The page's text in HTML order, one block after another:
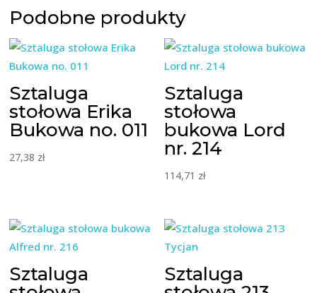
Podobne produkty
Sztaluga
stołowa Erika
Bukowa no. 011
27,38 zł
Sztaluga
stołowa
bukowa Lord
nr. 214
114,71 zł
Sztaluga
Sztaluga